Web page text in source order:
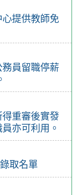
提供教師免
員留職停薪
重審後實發
亦可利用。
取名單